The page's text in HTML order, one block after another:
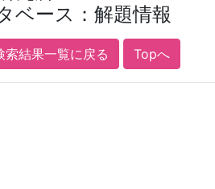
ベース：解題情報
索結果一覧に戻る Topへ